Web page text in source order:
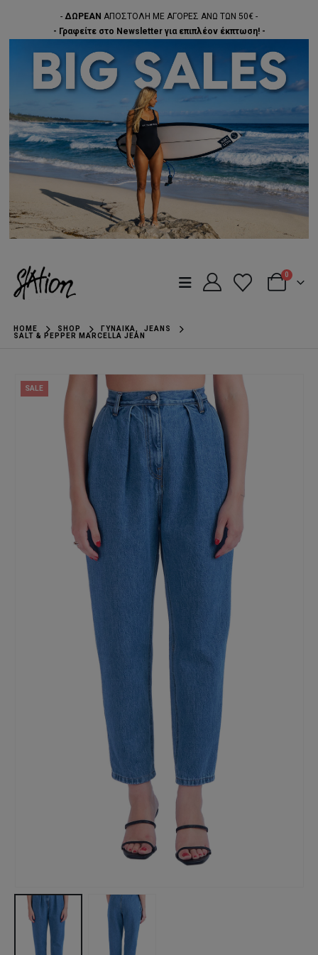
- ΔΩΡΕΑΝ ΑΠΟΣΤΟΛΗ ΜΕ ΑΓΟΡΕΣ ΑΝΩ ΤΩΝ 50€ -
- Γραφείτε στο Newsletter για επιπλέον έκπτωση! -
0
HOME SHOP ΓΥΝΑΊΚΑ,
JEANS
SALT & PEPPER MARCELLA JEAN
SALE